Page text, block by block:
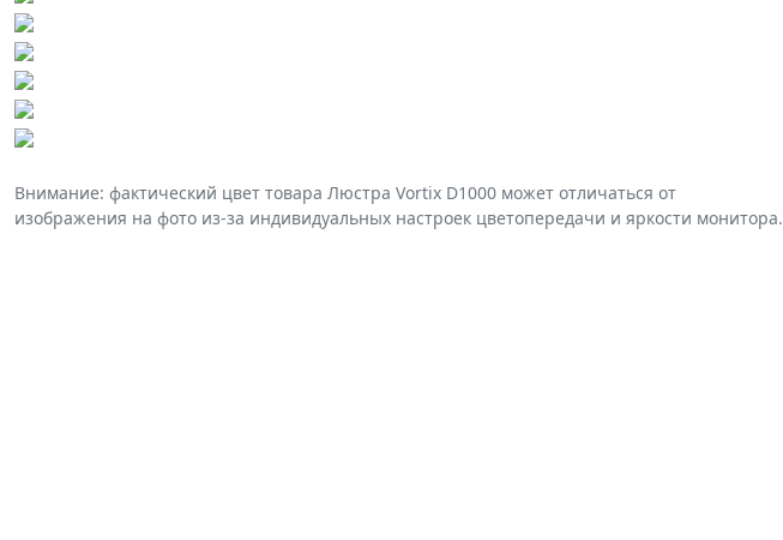
Внимание: фактический цвет товара Люстра Vortix D1000 может отличаться от
изображения на фото из-за индивидуальных настроек цветопередачи и яркости монитора.